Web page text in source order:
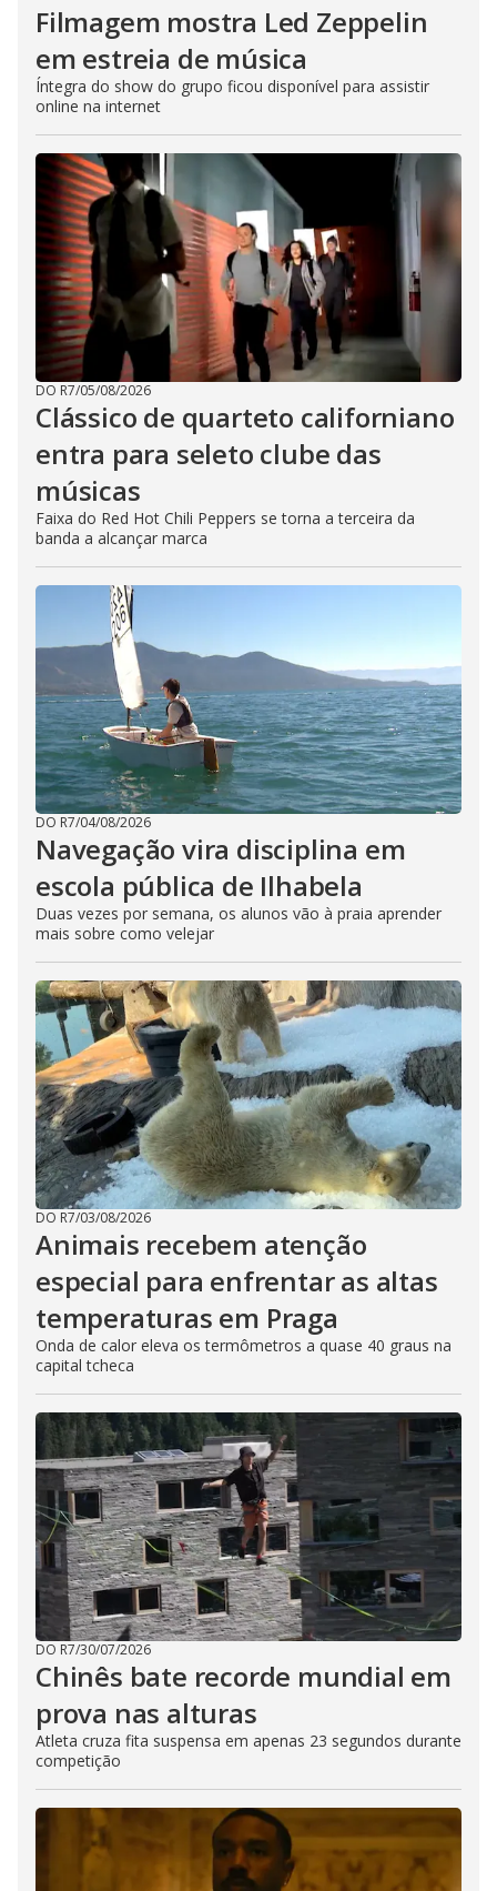
Filmagem mostra Led Zeppelin
em estreia de música
Íntegra do show do grupo ficou disponível para assistir
online na internet
DO R7/05/08/2026
Clássico de quarteto californiano
entra para seleto clube das
músicas
Faixa do Red Hot Chili Peppers se torna a terceira da
banda a alcançar marca
DO R7/04/08/2026
Navegação vira disciplina em
escola pública de Ilhabela
Duas vezes por semana, os alunos vão à praia aprender
mais sobre como velejar
DO R7/03/08/2026
Animais recebem atenção
especial para enfrentar as altas
temperaturas em Praga
Onda de calor eleva os termômetros a quase 40 graus na
capital tcheca
DO R7/30/07/2026
Chinês bate recorde mundial em
prova nas alturas
Atleta cruza fita suspensa em apenas 23 segundos durante
competição